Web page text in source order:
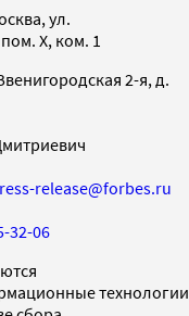
ул.
X, ком. 1
2-я, д.
release@forbes.ru
32-06
технологии